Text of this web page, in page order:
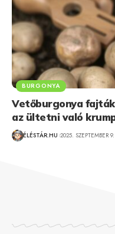
BURGONYA
Vetőburgonya
az ültetni való
ÉLÉSTÁR.HU 2025. SZEPTEMBER 9.